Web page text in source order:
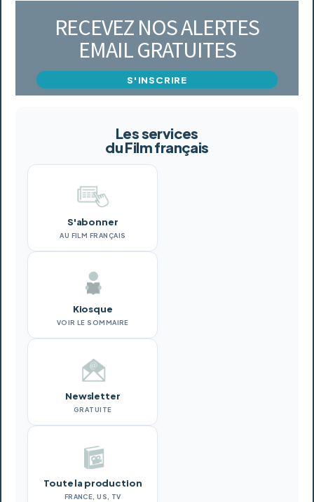
RECEVEZ NOS ALERTES
EMAIL GRATUITES
S'INSCRIRE
Les services
du Film français
S'abonner
AU FILM FRANÇAIS
Kiosque
VOIR LE SOMMAIRE
Newsletter
GRATUITE
Toute la production
FRANCE, US, TV